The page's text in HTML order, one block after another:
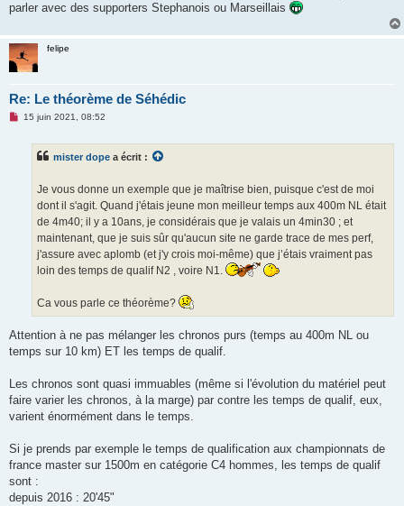
parler avec des supporters Stephanois ou Marseillais
felipe
Re: Le théorème de Séhédic
M15 juin 2021, 08:52
mister dope a écrit :
Je vous donne un exemple que je maîtrise bien, puisque c'est de moi
dont il s'agit. Quand j'étais jeune mon meilleur temps aux 400m NL était
de 4m40; il y a 10ans, je considérais que je valais un 4min30 ; et
maintenant, que je suis sûr qu'aucun site ne garde trace de mes perf,
j'assure avec aplomb (et j'y crois moi-même) que j’étais vraiment pas
loin des temps de qualif N2 , voire N1.
Ca vous parle ce théorème?
Attention à ne pas mélanger les chronos purs (temps au 400m NL ou
temps sur 10 km) ET les temps de qualif.
Les chronos sont quasi immuables (même si l'évolution du matériel peut
faire varier les chronos, à la marge) par contre les temps de qualif, eux,
varient énormément dans le temps.
Si je prends par exemple le temps de qualification aux championnats de
france master sur 1500m en catégorie C4 hommes, les temps de qualif
sont :
depuis 2016 : 20'45"